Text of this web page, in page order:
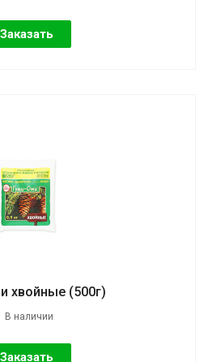
Заказать
хвойные (500г)
В наличии
Заказать